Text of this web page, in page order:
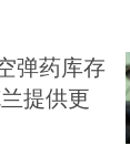
弹药库存
提供更